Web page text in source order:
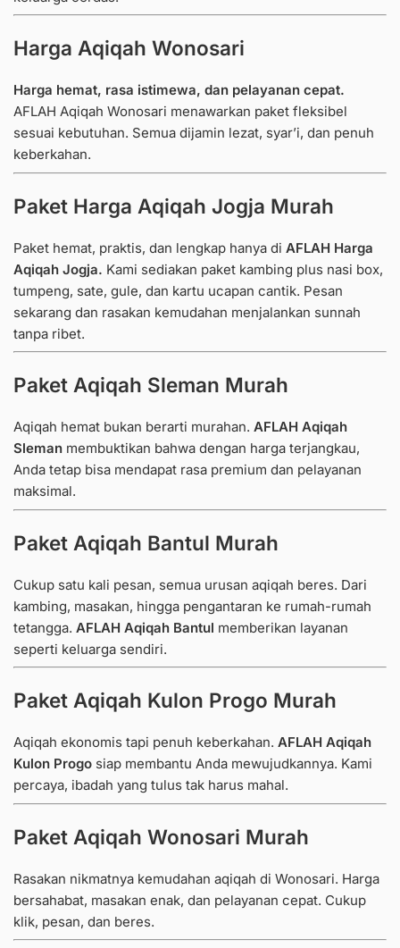
Harga Aqiqah Wonosari
Harga hemat, rasa istimewa, dan pelayanan cepat.
AFLAH Aqiqah Wonosari menawarkan paket fleksibel
sesuai kebutuhan. Semua dijamin lezat, syar’i, dan penuh
keberkahan.
Paket Harga Aqiqah Jogja Murah
Paket hemat, praktis, dan lengkap hanya di AFLAH Harga
Aqiqah Jogja. Kami sediakan paket kambing plus nasi box,
tumpeng, sate, gule, dan kartu ucapan cantik. Pesan
sekarang dan rasakan kemudahan menjalankan sunnah
tanpa ribet.
Paket Aqiqah Sleman Murah
Aqiqah hemat bukan berarti murahan. AFLAH Aqiqah
Sleman membuktikan bahwa dengan harga terjangkau,
Anda tetap bisa mendapat rasa premium dan pelayanan
maksimal.
Paket Aqiqah Bantul Murah
Cukup satu kali pesan, semua urusan aqiqah beres. Dari
kambing, masakan, hingga pengantaran ke rumah-rumah
tetangga. AFLAH Aqiqah Bantul memberikan layanan
seperti keluarga sendiri.
Paket Aqiqah Kulon Progo Murah
Aqiqah ekonomis tapi penuh keberkahan. AFLAH Aqiqah
Kulon Progo siap membantu Anda mewujudkannya. Kami
percaya, ibadah yang tulus tak harus mahal.
Paket Aqiqah Wonosari Murah
Rasakan nikmatnya kemudahan aqiqah di Wonosari. Harga
bersahabat, masakan enak, dan pelayanan cepat. Cukup
klik, pesan, dan beres.